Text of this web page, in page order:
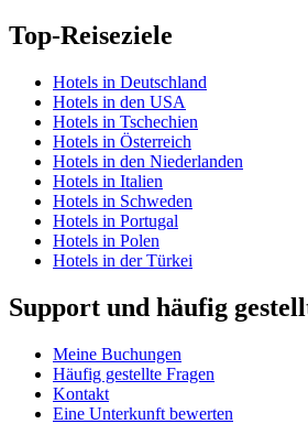
Top-Reiseziele
Hotels in Deutschland
Hotels in den USA
Hotels in Tschechien
Hotels in Österreich
Hotels in den Niederlanden
Hotels in Italien
Hotels in Schweden
Hotels in Portugal
Hotels in Polen
Hotels in der Türkei
Support und häufig
Meine Buchungen
Häufig gestellte Fragen
Kontakt
Eine Unterkunft bewerten